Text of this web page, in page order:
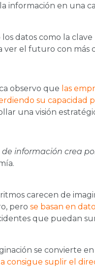
información en una
datos como la
ver el futuro con más
observo que las
su capacidad
una visión
información crea
carecen de
pero se basan en
que puedan
se convierte
consigue suplir el